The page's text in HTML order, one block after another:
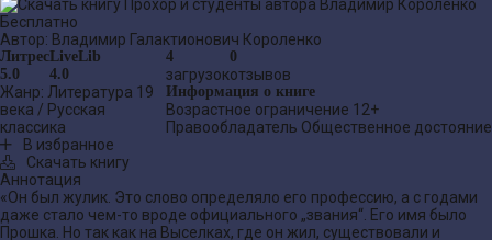
Бесплатно
Автор: Владимир Галактионович Короленко
Литрес
5.0
LiveLib
4.0
Жанр: Литература 19
века / Русская
классика
В избранное
Скачать книгу
4
загрузок
0
отзывов
Информация о книге
Возрастное ограничение 12+
Правообладатель Общественное достояние
Аннотация
«Он был жулик. Это слово определяло его профессию, а с годами
даже стало чем-то вроде официального „звания“. Его имя было
Прошка. Но так как на Выселках, где он жил, существовали и